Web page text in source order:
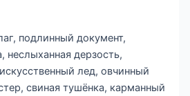
подлинный документ,
неслыханная дерзость,
лед, овчинный
свиная тушёнка, карманный